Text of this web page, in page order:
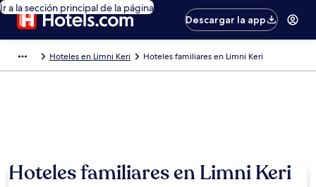
Ir a la sección principal de la página
Descargar la app
Hoteles en Limni Keri Hoteles familiares en Limni Keri
Hoteles familiares en Limni Keri